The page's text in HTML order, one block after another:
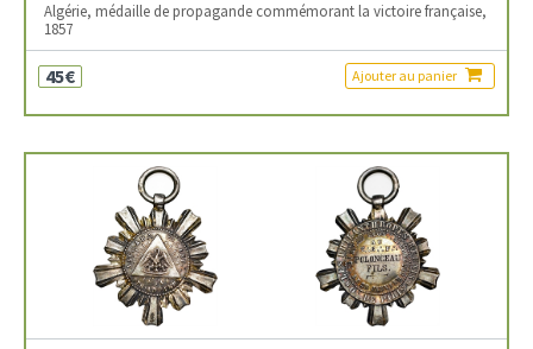
Algérie, médaille de propagande commémorant la victoire française,
1857
45€ Ajouter au panier